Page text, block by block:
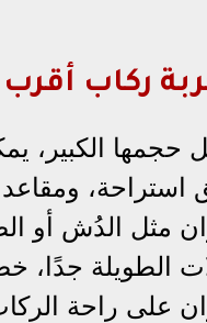
ركاب
حجمها الكبير،
استراحة،
مثل الدُش أو
الطويلة جدًا،
على راحة